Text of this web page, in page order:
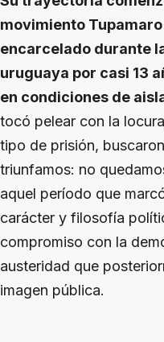
movimiento Tupamaro
encarcelado durante
uruguaya por casi 13
en condiciones de
tocó pelear con la
tipo de prisión,
triunfamos: no
aquel período que
carácter y filosofía
compromiso con la
austeridad que
imagen pública.